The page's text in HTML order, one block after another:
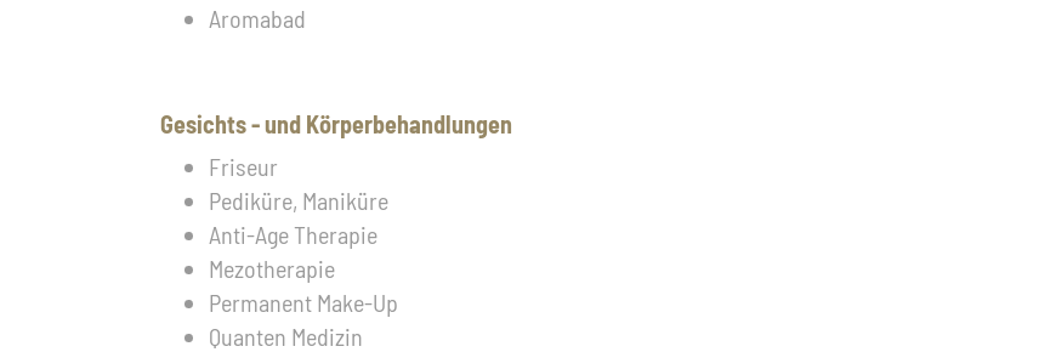
Aromabad
Gesichts - und Körperbehandlungen
Friseur
Pediküre, Maniküre
Anti-Age Therapie
Mezotherapie
Permanent Make-Up
Quanten Medizin